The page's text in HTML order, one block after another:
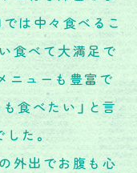
は中々食べるこ
食べて大満足で
ニューも豊富で
食べたい」と言
した。
外出でお腹も心